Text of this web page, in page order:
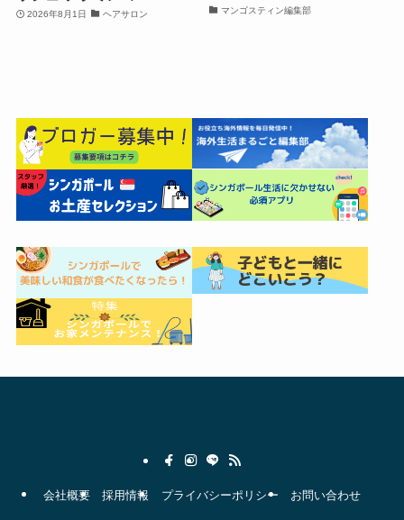
2026年8月1日 ヘアサロン
マンゴスティン編集部
会社概要 採用情報 プライバシーポリシー お問い合わせ